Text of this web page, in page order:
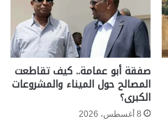
صفقة أبو عمامة.. كيف تقاطعت
المصالح حول الميناء والمشروعات
الكبرى؟
8 أغسطس، 2026